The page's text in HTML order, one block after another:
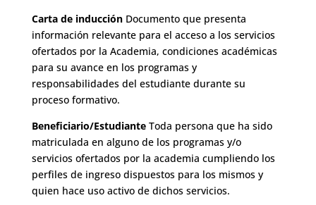
Carta de inducciónDocumento que presenta
información relevante para el acceso a los servicios
ofertados por la Academia, condiciones académicas
para su avance en los programas y
responsabilidades del estudiante durante su
proceso formativo.
Beneficiario/EstudianteToda persona que ha sido
matriculada en alguno de los programas y/o
servicios ofertados por la academia cumpliendo los
perfiles de ingreso dispuestos para los mismos y
quien hace uso activo de dichos servicios.